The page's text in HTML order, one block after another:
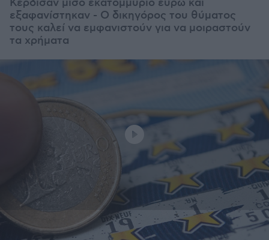
Κέρδισαν μισό εκατομμύριο ευρώ και
εξαφανίστηκαν - Ο δικηγόρος του θύματος
τους καλεί να εμφανιστούν για να μοιραστούν
τα χρήματα